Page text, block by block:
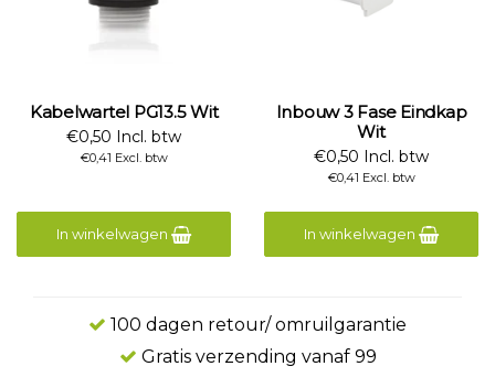
Kabelwartel PG13.5 Wit
€0,50 Incl. btw
€0,41 Excl. btw
In winkelwagen
Inbouw 3 Fase Eindkap
Wit
€0,50 Incl. btw
€0,41 Excl. btw
In winkelwagen
100 dagen retour/ omruilgarantie
Gratis verzending vanaf 99